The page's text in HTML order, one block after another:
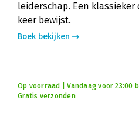
leiderschap. Een
keer bewijst.
Boek bekijken
Op voorraad | Vandaag voor 23:00
Gratis verzonden